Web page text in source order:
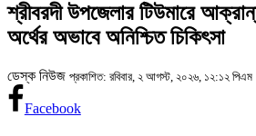
শ্রীবরদী উপজেলার টিউমারে
অর্থের অভাবে অনিশ্চিত চিকিৎসা
ডেস্ক নিউজ প্রকাশিত: রবিবার, ২ আগস্ট, ২০২৬, ১২:১২ পিএম
Facebook